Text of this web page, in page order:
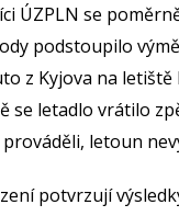
ÚZPLN se
podstoupilo
z Kyjova na letiště
se letadlo vrátilo
letoun
potvrzují